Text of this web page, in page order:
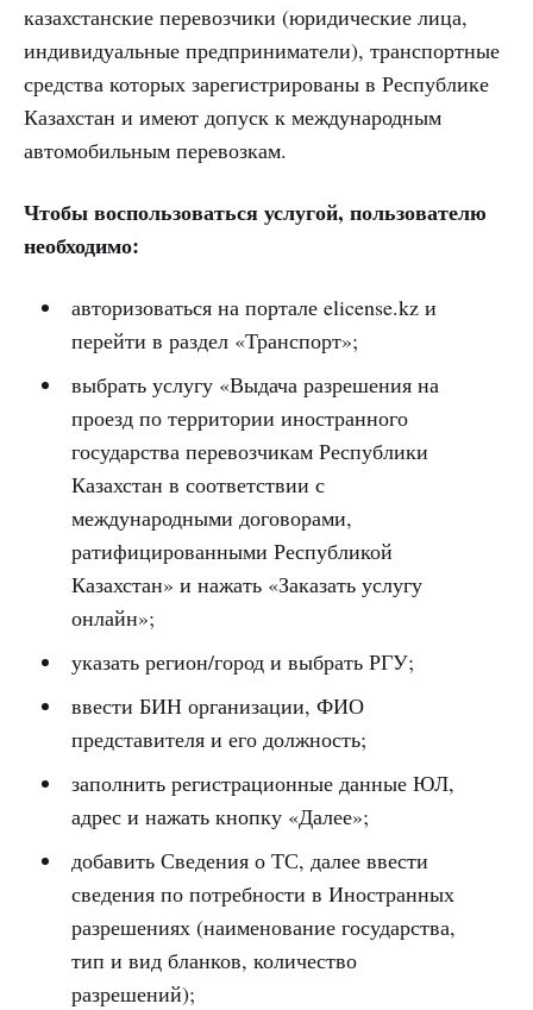
казахстанские перевозчики (юридические лица,
индивидуальные предприниматели), транспортные
средства которых зарегистрированы в Республике
Казахстан и имеют допуск к международным
автомобильным перевозкам.
Чтобы воспользоваться услугой, пользователю
необходимо:
авторизоваться на портале elicense.kz и
перейти в раздел «Транспорт»;
выбрать услугу «Выдача разрешения на
проезд по территории иностранного
государства перевозчикам Республики
Казахстан в соответствии с
международными договорами,
ратифицированными Республикой
Казахстан» и нажать «Заказать услугу
онлайн»;
указать регион/город и выбрать РГУ;
ввести БИН организации, ФИО
представителя и его должность;
заполнить регистрационные данные ЮЛ,
адрес и нажать кнопку «Далее»;
добавить Сведения о ТС, далее ввести
сведения по потребности в Иностранных
разрешениях (наименование государства,
тип и вид бланков, количество
разрешений);